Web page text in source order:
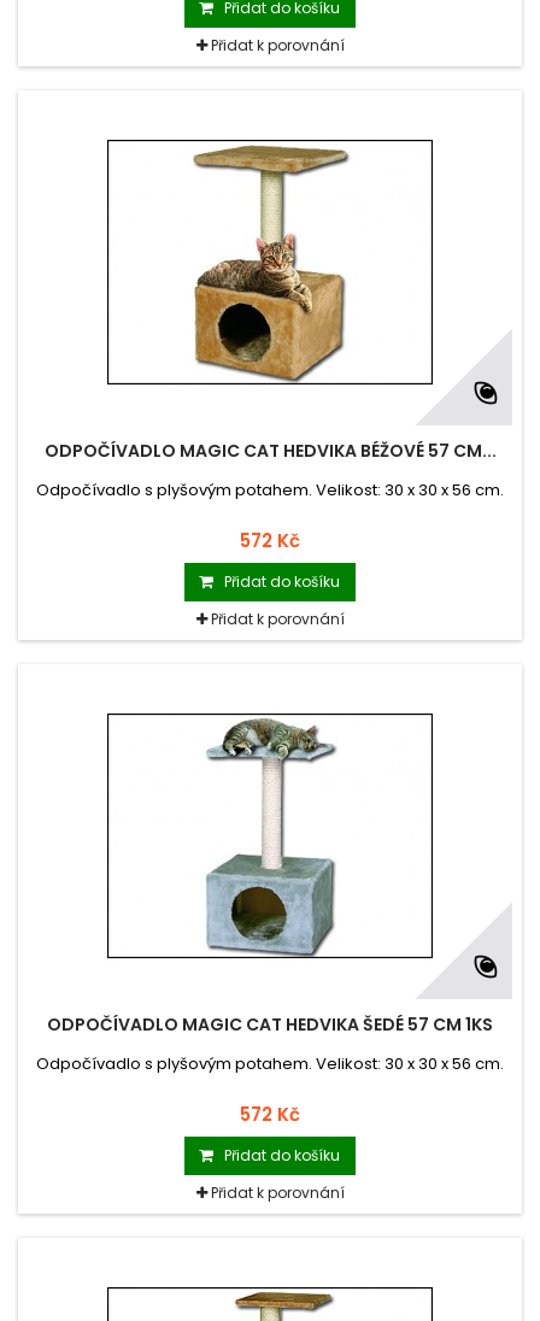
Přidat do košíku
Přidat k porovnání
ODPOČÍVADLO MAGIC CAT HEDVIKA BÉŽOVÉ 57 CM...
Odpočívadlo s plyšovým potahem. Velikost: 30 x 30 x 56 cm.
572 Kč
Přidat do košíku
Přidat k porovnání
ODPOČÍVADLO MAGIC CAT HEDVIKA ŠEDÉ 57 CM 1KS
Odpočívadlo s plyšovým potahem. Velikost: 30 x 30 x 56 cm.
572 Kč
Přidat do košíku
Přidat k porovnání